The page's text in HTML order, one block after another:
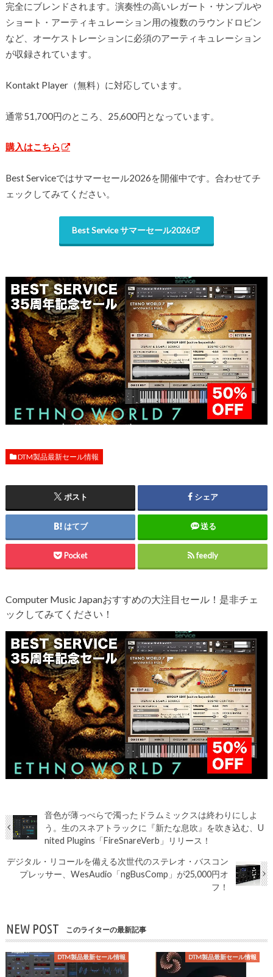
完全にブレンドされます。演奏性の高いレガート・サンプルや
ショート・アーティキュレーション用の複数のラウンドロビン
など、オーケストレーションに必須のアーティキュレーション
が収録されています。
Kontakt Player（無料）に対応しています。
通常51,700円のところ、25,600円となっています。
購入はこちら
Best Serviceではサマーセール2026を開催中です。合わせてチ
ェックしてみてください。
Best Service サマーセール2026
DTM製品最新セール情報
ポスト シェア
はてブ 送る
Pocket feedly
Computer Music Japanおすすめの大注目セール！是非チェ
ックしてみてください！
音色が薄っぺらで濁ったドラムミックスは終わりにしよ
う。生のスネアトラックに『新たな息吹』を吹き込む、U
nited Plugins「FireSnareVerb」リリース！
デジタル・リコールを備える次世代のステレオ・バスコン
プレッサー、WesAudio「ngBusComp」が25,000円オ
フ！
NEW POST このライターの最新記事
DTM製品最新セール情報 DTM製品最新セール情報